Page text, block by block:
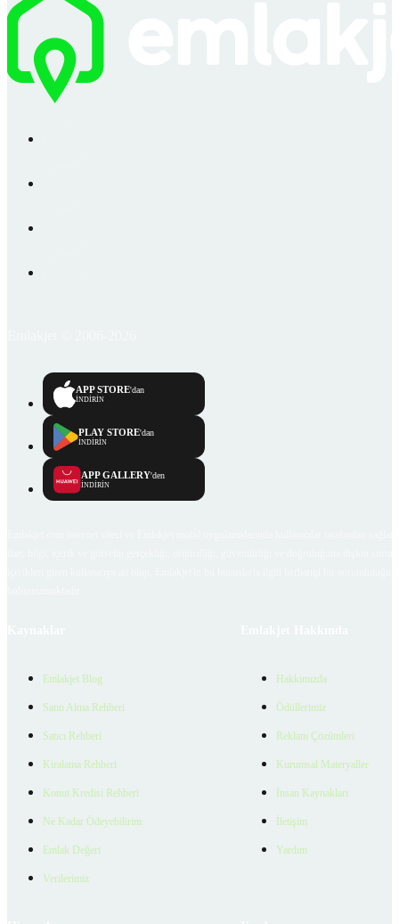
APP STORE'dan
İNDİRİN
PLAY STORE'dan
İNDİRİN
APP GALLERY'den
İNDİRİN
Emlakjet Blog
Satın Alma Rehberi
Satıcı Rehberi
Kiralama Rehberi
Konut Kredisi Rehberi
Ne Kadar Ödeyebilirim
Emlak Değeri
Verilerimiz
Hakkımızda
Ödüllerimiz
Reklam Çözümleri
Kurumsal Materyaller
İnsan Kaynakları
İletişim
Yardım